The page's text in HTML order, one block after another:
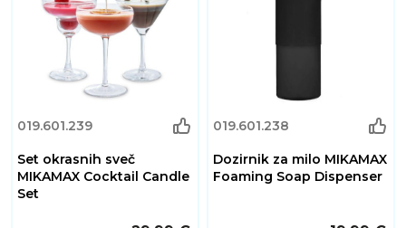
019.601.239
Set okrasnih sveč
MIKAMAX Cocktail Candle
Set
019.601.238
Dozirnik za milo MIKAMAX
Foaming Soap Dispenser